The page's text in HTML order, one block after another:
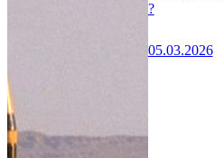
?
05.03.2026